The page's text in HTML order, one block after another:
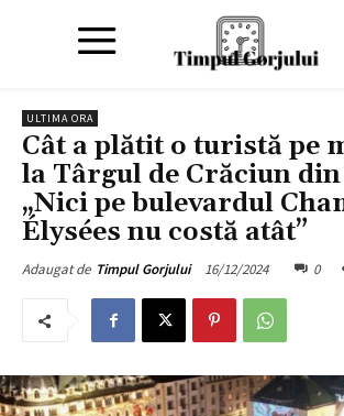
ULTIMA ORA
Cât a plătit o turistă pe
la Târgul de Crăciun
„Nici pe bulevardul
Élysées nu costă atât”
Adaugat de Timpul Gorjului 16/12/2024 0